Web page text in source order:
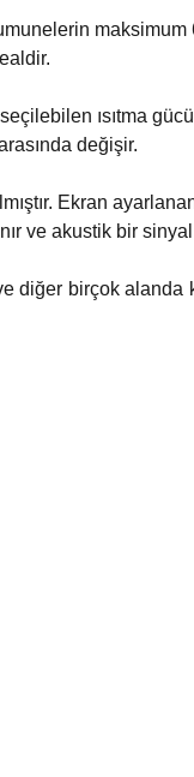
ısıtma
değişir.
Ekran
ve akustik bir
diğer birçok